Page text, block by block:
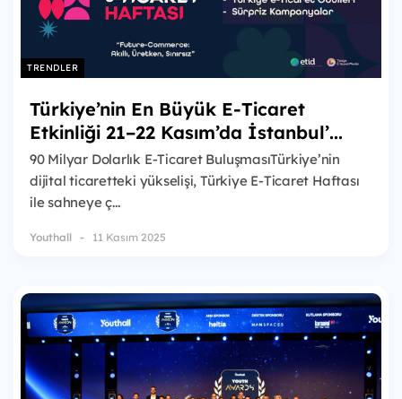
TRENDLER
Türkiye’nin En Büyük E-Ticaret
Etkinliği 21–22 Kasım’da İstanbul’...
90 Milyar Dolarlık E-Ticaret BuluşmasıTürkiye’nin
dijital ticaretteki yükselişi, Türkiye E-Ticaret Haftası
ile sahneye ç...
Youthall 11 Kasım 2025